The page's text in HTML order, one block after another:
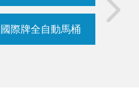
國際牌全自動馬桶